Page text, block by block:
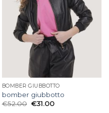
BOMBER GIUBBOTTO
bomber giubbotto
€52.00 €31.00